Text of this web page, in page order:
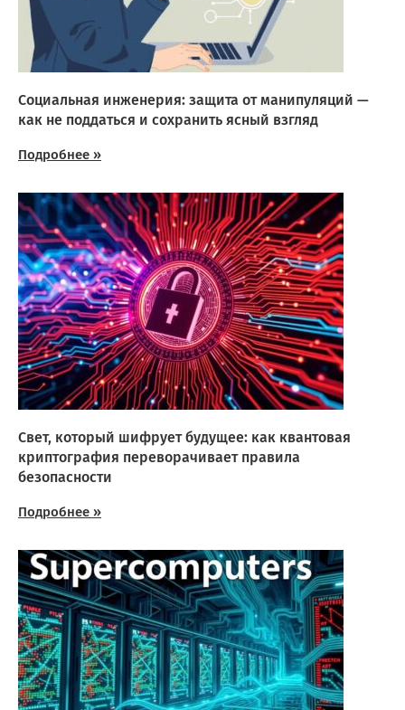
Социальная инженерия: защита от манипуляций —
как не поддаться и сохранить ясный взгляд
Подробнее »
Свет, который шифрует будущее: как квантовая
криптография переворачивает правила
безопасности
Подробнее »